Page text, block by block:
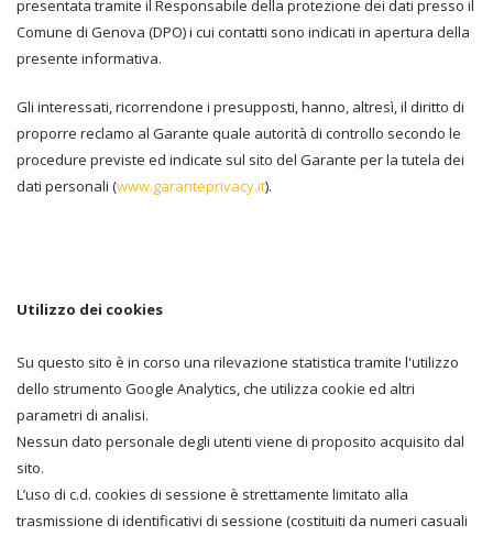
presentata tramite il Responsabile della protezione dei dati presso il
Comune di Genova (DPO) i cui contatti sono indicati in apertura della
presente informativa.
Gli interessati, ricorrendone i presupposti, hanno, altresì, il diritto di
proporre reclamo al Garante quale autorità di controllo secondo le
procedure previste ed indicate sul sito del Garante per la tutela dei
dati personali (www.garanteprivacy.it).
Utilizzo dei cookies
Su questo sito è in corso una rilevazione statistica tramite l'utilizzo
dello strumento Google Analytics, che utilizza cookie ed altri
parametri di analisi.
Nessun dato personale degli utenti viene di proposito acquisito dal
sito.
L’uso di c.d. cookies di sessione è strettamente limitato alla
trasmissione di identificativi di sessione (costituiti da numeri casuali